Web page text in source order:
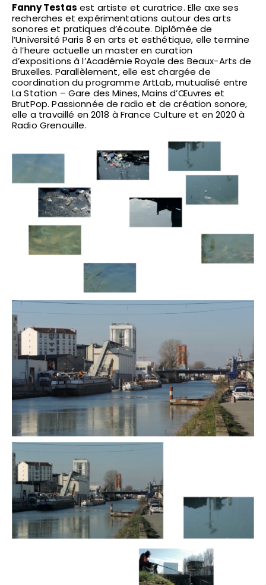
Fanny Testas est artiste et curatrice. Elle axe ses
recherches et expérimentations autour des arts
sonores et pratiques d’écoute. Diplômée de
l’Université Paris 8 en arts et esthétique, elle termine
à l’heure actuelle un master en curation
d’expositions à l’Académie Royale des Beaux-Arts de
Bruxelles. Parallèlement, elle est chargée de
coordination du programme ArtLab, mutualisé entre
La Station – Gare des Mines, Mains d’Œuvres et
BrutPop. Passionnée de radio et de création sonore,
elle a travaillé en 2018 à France Culture et en 2020 à
Radio Grenouille.